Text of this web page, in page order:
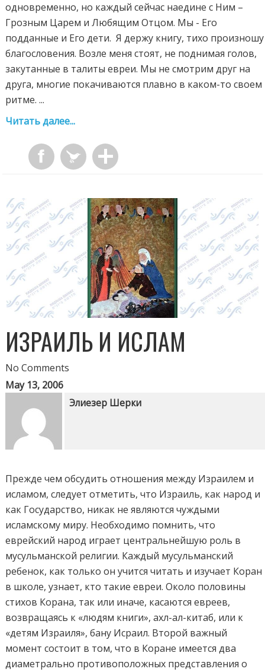
одновременно, но каждый сейчас наедине с Ним –
Грозным Царем и Любящим Отцом. Мы - Его
подданные и Его дети. Я держу книгу, тихо произношу
благословения. Возле меня стоят, не поднимая голов,
закутанные в талиты евреи. Мы не смотрим друг на
друга, многие покачиваются плавно в каком-то своем
ритме. ...
Читать далее...
ИЗРАИЛЬ И ИСЛАМ
No Comments
May 13, 2006
Элиезер Шерки
Прежде чем обсудить отношения между Израилем и
исламом, следует отметить, что Израиль, как народ и
как Государство, никак не являются чуждыми
исламскому миру. Необходимо помнить, что
еврейский народ играет центральнейшую роль в
мусульманской религии. Каждый мусульманский
ребенок, как только он учится читать и изучает Коран
в школе, узнает, кто такие евреи. Около половины
стихов Корана, так или иначе, касаются евреев,
возвращаясь к «людям книги», ахл-ал-китаб, или к
«детям Израиля», бану Исраил. Второй важный
момент состоит в том, что в Коране имеется два
диаметрально противоположных представления о